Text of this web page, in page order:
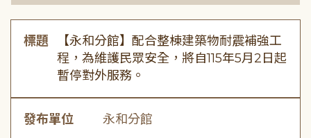
標題
【永和分館】配合整棟建築物耐震補強工
程，為維護民眾安全，將自115年5月2日起
暫停對外服務。
發布單位 永和分館